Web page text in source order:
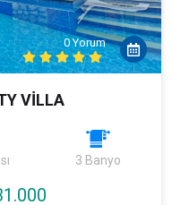
0 Yorum
VİLLA
3 Banyo